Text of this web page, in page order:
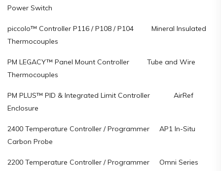
Power Switch
piccolo™ Controller P116 / P108 / P104 Mineral Insulated
Thermocouples
PM LEGACY™ Panel Mount Controller Tube and Wire
Thermocouples
PM PLUS™ PID & Integrated Limit Controller AirRef
Enclosure
2400 Temperature Controller / Programmer AP1 In-Situ
Carbon Probe
2200 Temperature Controller / Programmer Omni Series